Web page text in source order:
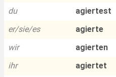
du
agiertest
er/sie/es
agierte
wir
agierten
ihr
agiertet